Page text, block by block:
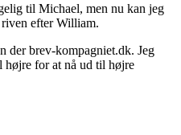
til Michael, men nu kan jeg
riven efter William.
der brev-kompagniet.dk. Jeg
højre for at nå ud til højre